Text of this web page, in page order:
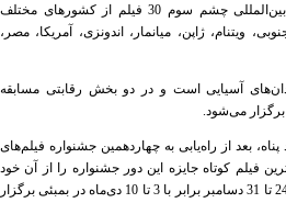
جوانان ایران، در این دوره جشنواره بین‌المللی چشم سوم 30 فیلم از کشورهای مختلف
ویتنام، ژاپن، میانمار، اندونزی، آمریکا، مصر،
آسیایی است و در دو بخش رقابتی مسابقه
برگزار می‌شود.
بعد از راه‌یابی به چهاردهمین جشنواره فیلم‌های
فیلم کوتاه جایزه این دور جشنواره را از آن خود
کرد. چهاردهمین دوره این جشنواره از 24 تا 31 دسامبر برابر با 3 تا 10 دی‌ماه در بمبئی برگزار